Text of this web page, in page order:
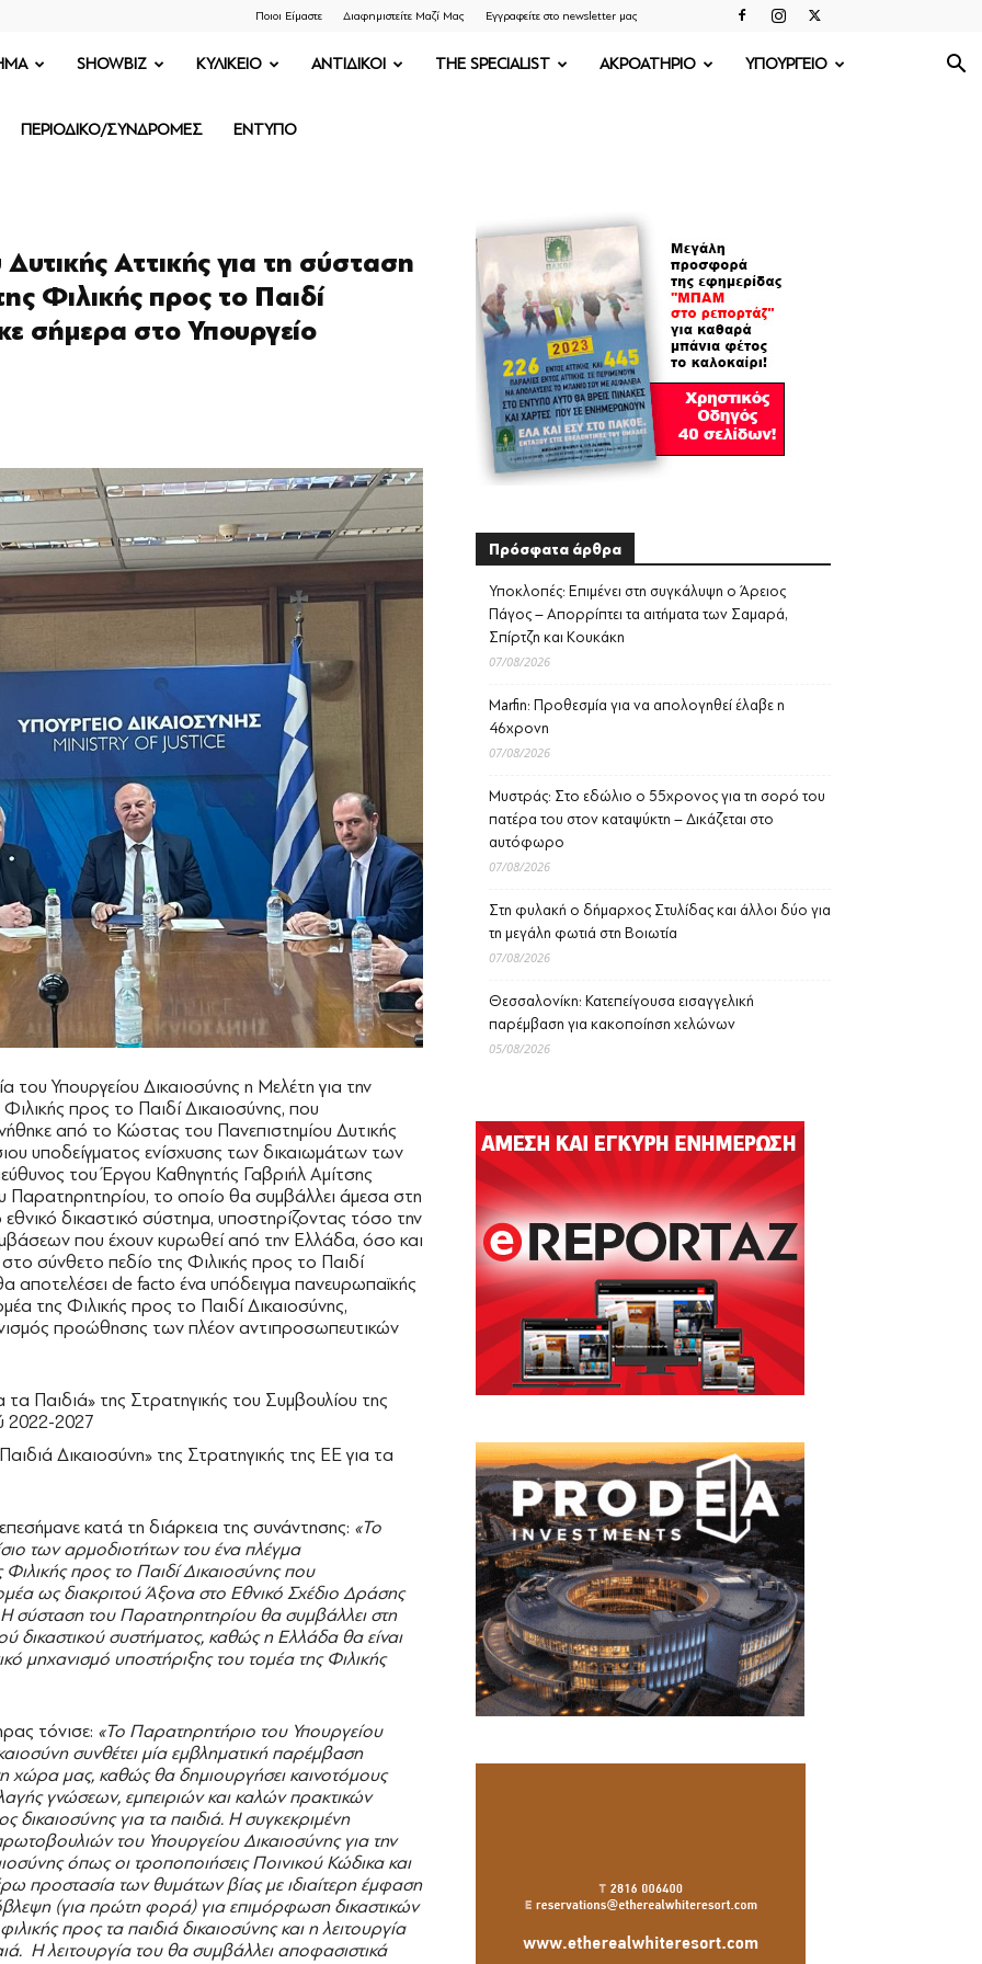
Ποιοι Είμαστε Διαφημιστείτε Μαζί Μας Εγγραφείτε στο newsletter μας
SHOWBIZ ΚΥΛΙΚΕΙΟ ΑΝΤΙΔΙΚΟΙ THE SPECIALIST ΑΚΡΟΑΤΗΡΙΟ ΥΠΟΥΡΓΕΙΟ
ΠΕΡΙΟΔΙΚΟ/ΣΥΝΔΡΟΜΕΣ ΕΝΤΥΠΟ
Αττικής για τη σύσταση
Φιλικής προς το Παιδί
σήμερα στο Υπουργείο
του Υπουργείου Δικαιοσύνης η Μελέτη για την
προς το Παιδί Δικαιοσύνης, που
από το Κώστας του Πανεπιστημίου Δυτικής
υποδείγματος ενίσχυσης των δικαιωμάτων των
του Έργου Καθηγητής Γαβριήλ Αμίτσης
Παρατηρητηρίου, το οποίο θα συμβάλλει άμεσα στη
δικαστικό σύστημα, υποστηρίζοντας τόσο την
που έχουν κυρωθεί από την Ελλάδα, όσο και
σύνθετο πεδίο της Φιλικής προς το Παιδί
αποτελέσει de facto ένα υπόδειγμα πανευρωπαϊκής
της Φιλικής προς το Παιδί Δικαιοσύνης,
προώθησης των πλέον αντιπροσωπευτικών
Παιδιά» της Στρατηγικής του Συμβουλίου της
2022-2027
Δικαιοσύνη» της Στρατηγικής της ΕΕ για τα
κατά τη διάρκεια της συνάντησης: «Το
των αρμοδιοτήτων του ένα πλέγμα
προς το Παιδί Δικαιοσύνης που
ως διακριτού Άξονα στο Εθνικό Σχέδιο Δράσης
σύσταση του Παρατηρητηρίου θα συμβάλλει στη
δικαστικού συστήματος, καθώς η Ελλάδα θα είναι
μηχανισμό υποστήριξης του τομέα της Φιλικής
τόνισε: «Το Παρατηρητήριο του Υπουργείου
συνθέτει μία εμβληματική παρέμβαση
χώρα μας, καθώς θα δημιουργήσει καινοτόμους
γνώσεων, εμπειριών και καλών πρακτικών
για τα παιδιά. Η συγκεκριμένη
του Υπουργείου Δικαιοσύνης για την
όπως οι τροποποιήσεις Ποινικού Κώδικα και
προστασία των θυμάτων βίας με ιδιαίτερη έμφαση
(για πρώτη φορά) για επιμόρφωση δικαστικών
προς τα παιδιά δικαιοσύνης και η λειτουργία
Η λειτουργία του θα συμβάλλει αποφασιστικά
Πρόσφατα άρθρα
Υποκλοπές: Επιμένει στη συγκάλυψη ο Άρειος
Πάγος – Απορρίπτει τα αιτήματα των Σαμαρά,
Σπίρτζη και Κουκάκη
07/08/2026
Marfin: Προθεσμία για να απολογηθεί έλαβε η
46χρονη
07/08/2026
Μυστράς: Στο εδώλιο ο 55χρονος για τη σορό του
πατέρα του στον καταψύκτη – Δικάζεται στο
αυτόφωρο
07/08/2026
Στη φυλακή ο δήμαρχος Στυλίδας και άλλοι δύο για
τη μεγάλη φωτιά στη Βοιωτία
07/08/2026
Θεσσαλονίκη: Κατεπείγουσα εισαγγελική
παρέμβαση για κακοποίηση χελώνων
05/08/2026